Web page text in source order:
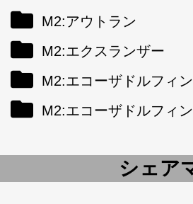
M2:アウトラン
M2:エクスランザー
M2:エコーザドルフィン
M2:エコーザドルフィ
シェア